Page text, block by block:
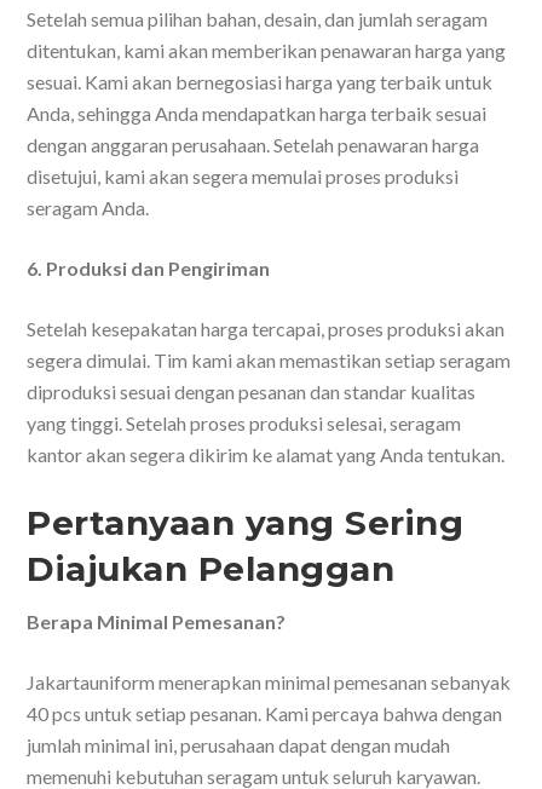
Setelah semua pilihan bahan, desain, dan jumlah seragam
ditentukan, kami akan memberikan penawaran harga yang
sesuai. Kami akan bernegosiasi harga yang terbaik untuk
Anda, sehingga Anda mendapatkan harga terbaik sesuai
dengan anggaran perusahaan. Setelah penawaran harga
disetujui, kami akan segera memulai proses produksi
seragam Anda.
6. Produksi dan Pengiriman
Setelah kesepakatan harga tercapai, proses produksi akan
segera dimulai. Tim kami akan memastikan setiap seragam
diproduksi sesuai dengan pesanan dan standar kualitas
yang tinggi. Setelah proses produksi selesai, seragam
kantor akan segera dikirim ke alamat yang Anda tentukan.
Pertanyaan yang Sering
Diajukan Pelanggan
Berapa Minimal Pemesanan?
Jakartauniform menerapkan minimal pemesanan sebanyak
40 pcs untuk setiap pesanan. Kami percaya bahwa dengan
jumlah minimal ini, perusahaan dapat dengan mudah
memenuhi kebutuhan seragam untuk seluruh karyawan.